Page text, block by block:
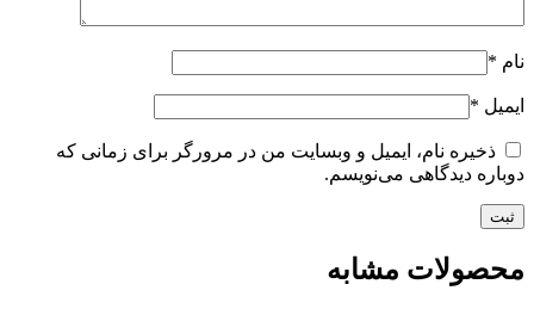
نام *
ایمیل *
ذخیره نام، ایمیل و وبسایت من در مرورگر برای زمانی که
دوباره دیدگاهی می‌نویسم.
محصولات مشابه